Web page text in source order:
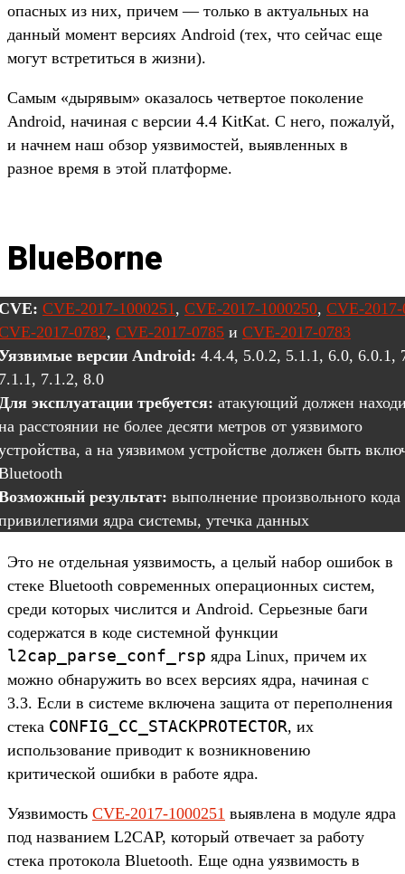
опасных из них, причем — только в актуальных на
данный момент версиях Android (тех, что сейчас еще
могут встретиться в жизни).
Самым «дырявым» оказалось четвертое поколение
Android, начиная с версии 4.4 KitKat. С него, пожалуй,
и начнем наш обзор уязвимостей, выявленных в
разное время в этой платформе.
BlueBorne
CVE-2017-1000251, CVE-2017-1000250, CVE-2017-
2017-0782, CVE-2017-0785 и CVE-2017-0783
версии Android: 4.4.4, 5.0.2, 5.1.1, 6.0, 6.0.1,
7.1.2, 8.0
эксплуатации требуется: атакующий должен
расстоянии не более десяти метров от уязвимого
а на уязвимом устройстве должен быть
результат: выполнение произвольного кода
ядра системы, утечка данных
Это не отдельная уязвимость, а целый набор ошибок в
стеке Bluetooth современных операционных систем,
среди которых числится и Android. Серьезные баги
содержатся в коде системной функции
l2cap_parse_conf_rsp ядра Linux, причем их
можно обнаружить во всех версиях ядра, начиная с
3.3. Если в системе включена защита от переполнения
стека CONFIG_CC_STACKPROTECTOR, их
использование приводит к возникновению
критической ошибки в работе ядра.
Уязвимость CVE-2017-1000251 выявлена в модуле ядра
под названием L2CAP, который отвечает за работу
стека протокола Bluetooth. Еще одна уязвимость в